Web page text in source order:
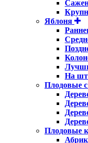
Яблоня
На
Плодовые
Плодовые